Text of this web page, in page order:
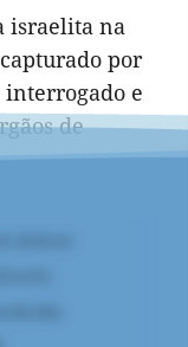
israelita na
por
interrogado e
de